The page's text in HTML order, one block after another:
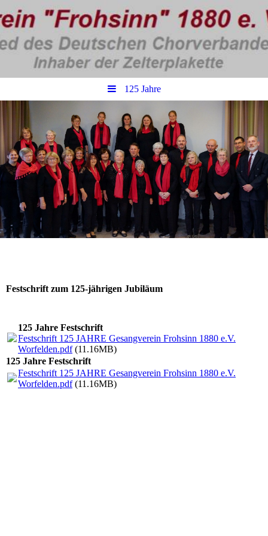
125 Jahre
Festschrift zum 125-jährigen Jubiläum
125 Jahre Festschrift
Festschrift 125 JAHRE Gesangverein Frohsinn 1880 e.V.
Worfelden.pdf(11.16MB)
125 Jahre Festschrift
Festschrift 125 JAHRE Gesangverein Frohsinn 1880 e.V.
Worfelden.pdf(11.16MB)